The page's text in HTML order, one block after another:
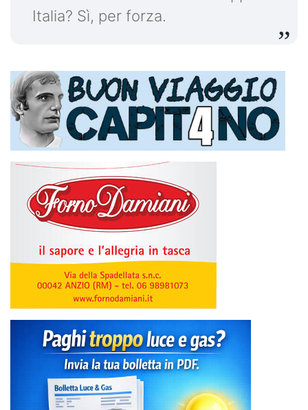
Italia? Sì, per forza.